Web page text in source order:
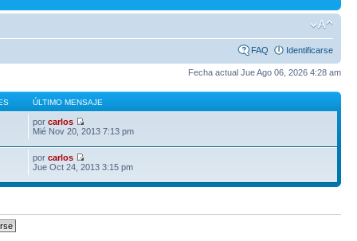
FAQ Identificarse
Fecha actual Jue Ago 06, 2026 4:28 am
ÚLTIMO MENSAJE
porcarlos
Mié Nov 20, 2013 7:13 pm
porcarlos
Jue Oct 24, 2013 3:15 pm